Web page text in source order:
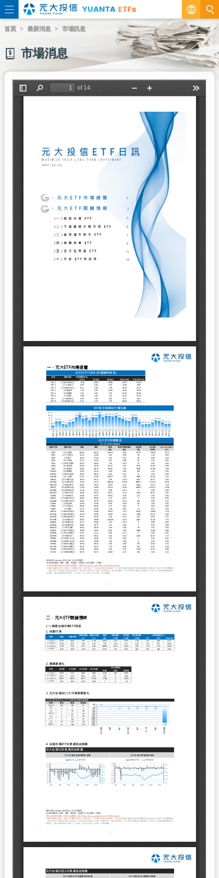
繁
EN
首頁 最新消息 市場訊息
市場消息